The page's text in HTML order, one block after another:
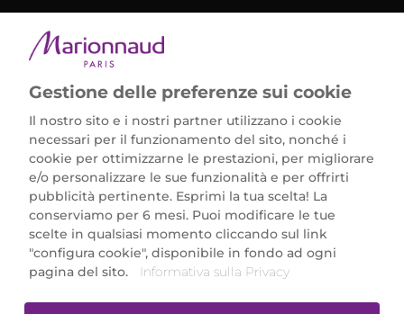
Marionnaud Parfumeries Italia S.r.l.
Largo Fiera Milano 5, 20017 Rho (MI)
REA Milano 1650024 con P.IVA 13425220152.
SCARICA LA NOSTRA APP
Gestione delle preferenze sui cookie
Il nostro sito e i nostri partner utilizzano i cookie
necessari per il funzionamento del sito, nonché i
cookie per ottimizzarne le prestazioni, per migliorare
e/o personalizzare le sue funzionalità e per offrirti
pubblicità pertinente. Esprimi la tua scelta! La
conserviamo per 6 mesi. Puoi modificare le tue
scelte in qualsiasi momento cliccando sul link
"configura cookie", disponibile in fondo ad ogni
pagina del sito.
Informativa sulla Privacy